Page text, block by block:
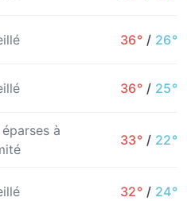
36° / 26°
36° / 25°
à
33° / 22°
32° / 24°